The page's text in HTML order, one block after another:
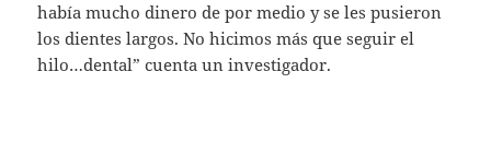
había mucho dinero de por medio y se les pusieron
los dientes largos. No hicimos más que seguir el
hilo…dental” cuenta un investigador.